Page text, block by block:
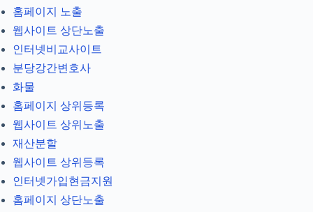
홈페이지 노출
웹사이트 상단노출
인터넷비교사이트
분당강간변호사
화물
홈페이지 상위등록
웹사이트 상위노출
재산분할
웹사이트 상위등록
인터넷가입현금지원
홈페이지 상단노출